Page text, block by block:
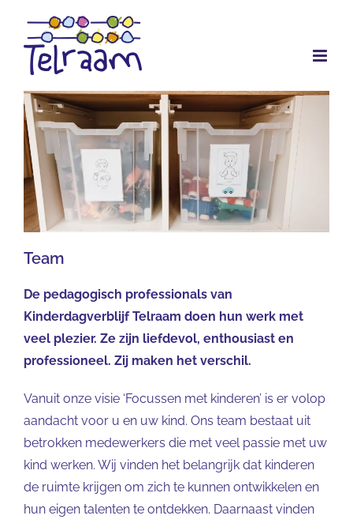
inhoud
Team
De pedagogisch professionals van
Kinderdagverblijf Telraam doen hun werk met
veel plezier. Ze zijn liefdevol, enthousiast en
professioneel. Zij maken het verschil.
Vanuit onze visie ‘Focussen met kinderen’ is er volop
aandacht voor u en uw kind. Ons team bestaat uit
betrokken medewerkers die met veel passie met uw
kind werken. Wij vinden het belangrijk dat kinderen
de ruimte krijgen om zich te kunnen ontwikkelen en
hun eigen talenten te ontdekken. Daarnaast vinden